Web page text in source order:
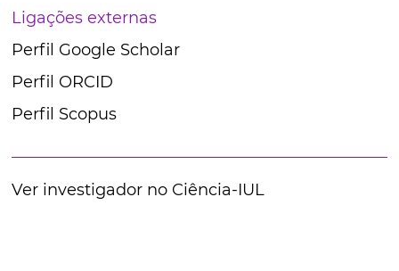
Ligações externas
Perfil Google Scholar
Perfil ORCID
Perfil Scopus
Ver investigador no Ciência-IUL